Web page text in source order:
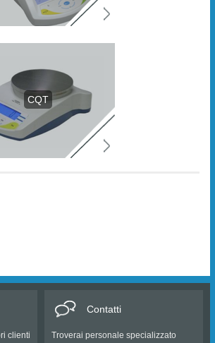
CQT
clienti
Contatti
Troverai personale specializzato